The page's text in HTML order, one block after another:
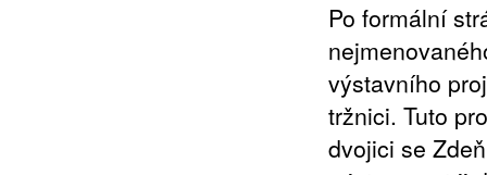
Po formální
výstavního
tržnici. Tuto
dvojici se